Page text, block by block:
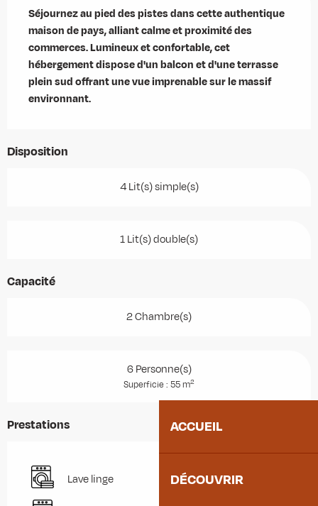
ACCUEIL
DÉCOUVRIR
Séjournez au pied des pistes dans cette authentique
maison de pays, alliant calme et proximité des
commerces. Lumineux et confortable, cet
hébergement dispose d'un balcon et d'une terrasse
plein sud offrant une vue imprenable sur le massif
environnant.
Disposition
4 Lit(s) simple(s)
1 Lit(s) double(s)
Capacité
2 Chambre(s)
6 Personne(s)
Superficie : 55 m2
Prestations
Lave linge